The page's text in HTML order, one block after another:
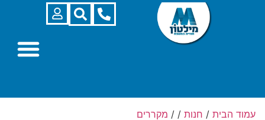
עמוד הבית / חנות /
/ מקררים